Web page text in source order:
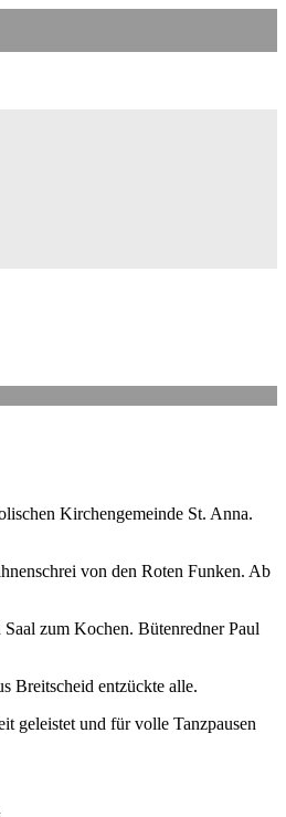
Kirchengemeinde St. Anna.
von den Roten Funken. Ab
zum Kochen. Bütenredner Paul
Breitscheid entzückte alle.
geleistet und für volle Tanzpausen